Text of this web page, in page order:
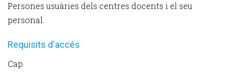
Persones usuàries dels centres docents i el seu
personal.
Requisits d'accés
Cap.